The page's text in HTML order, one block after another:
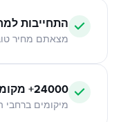
התחייבות
מצאתם מחיר
24000+ מקומות איסוף
מיקומים ברחבי